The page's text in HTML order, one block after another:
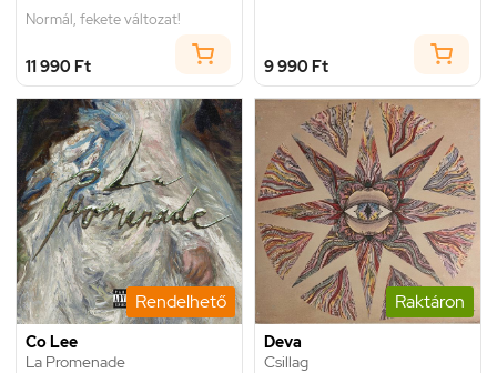
Normál, fekete változat!
11 990 Ft 9 990 Ft
Rendelhető
Co Lee
La Promenade
Raktáron
Deva
Csillag